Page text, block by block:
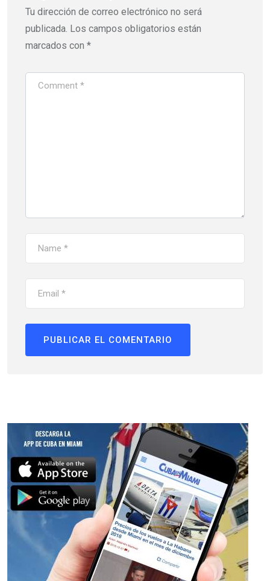
Tu dirección de correo electrónico no será
publicada. Los campos obligatorios están
marcados con *